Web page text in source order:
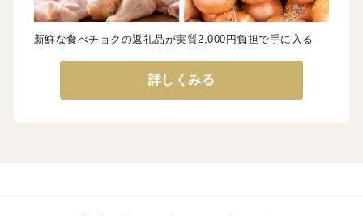
新鮮な食べチョクの返礼品が実質2,000円負担で手に入る
詳しくみる